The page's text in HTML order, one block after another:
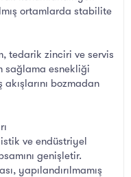
ortamlarda stabilite
tedarik zinciri ve servis
sağlama esnekliği
bozmadan
ve endüstriyel
genişletir.
yapılandırılmamış